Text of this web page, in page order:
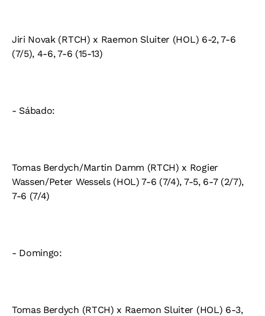
Jiri Novak (RTCH) x Raemon Sluiter (HOL) 6-2, 7-6
(7/5), 4-6, 7-6 (15-13)
- Sábado:
Tomas Berdych/Martin Damm (RTCH) x Rogier
Wassen/Peter Wessels (HOL) 7-6 (7/4), 7-5, 6-7 (2/7),
7-6 (7/4)
- Domingo:
Tomas Berdych (RTCH) x Raemon Sluiter (HOL) 6-3,